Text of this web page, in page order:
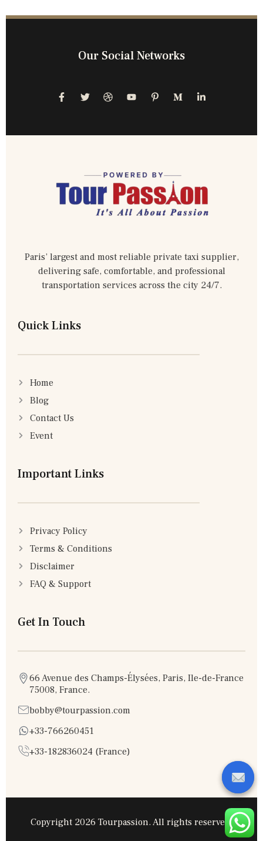
Our Social Networks
Paris’ largest and most reliable private taxi supplier,
delivering safe, comfortable, and professional
transportation services across the city 24/7.
Quick Links
Home
Blog
Contact Us
Event
Important Links
Privacy Policy
Terms & Conditions
Disclaimer
FAQ & Support
Get In Touch
66 Avenue des Champs-Élysées, Paris, Ile-de-France
75008, France.
bobby@tourpassion.com
+33-766260451
+33-182836024 (France)
Copyright 2026 Tourpassion. All rights reserved.